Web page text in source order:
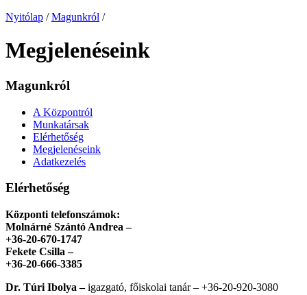
Nyitólap / Magunkról /
Megjelenéseink
Magunkról
A Központról
Munkatársak
Elérhetőség
Megjelenéseink
Adatkezelés
Elérhetőség
Központi telefonszámok:
Molnárné Szántó Andrea –
+36-20-670-1747
Fekete Csilla –
+36-20-666-3385
Dr. Túri Ibolya –igazgató, főiskolai tanár – +36-20-920-3080